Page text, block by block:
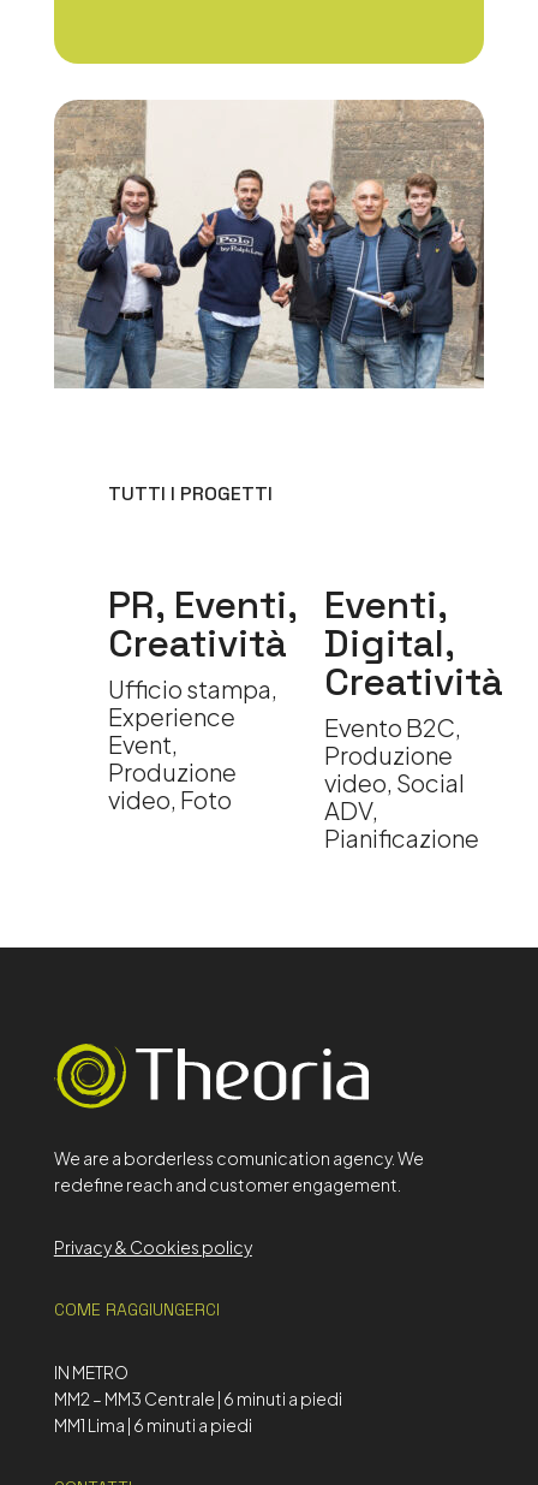
TUTTI I PROGETTI
PR, Eventi,
Creatività
Ufficio stampa,
Experience
Event,
Produzione
video, Foto
Eventi,
Digital,
Creatività
Evento B2C,
Produzione
video, Social
ADV,
Pianificazione
We are a borderless comunication agency. We
redefine reach and customer engagement.
Privacy & Cookies policy
COME RAGGIUNGERCI
IN METRO
MM2 – MM3 Centrale | 6 minuti a piedi
MM1 Lima | 6 minuti a piedi